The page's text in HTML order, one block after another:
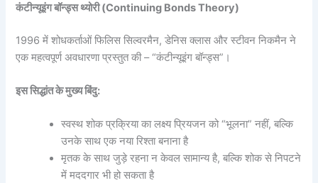
कंटीन्यूइंग बॉन्ड्स थ्योरी (Continuing Bonds Theory)
1996 में शोधकर्ताओं फिलिस सिल्वरमैन, डेनिस क्लास और स्टीवन निकमैन ने
एक महत्वपूर्ण अवधारणा प्रस्तुत की – “कंटीन्यूइंग बॉन्ड्स”।
इस सिद्धांत के मुख्य बिंदु:
स्वस्थ शोक प्रक्रिया का लक्ष्य प्रियजन को “भूलना” नहीं, बल्कि
उनके साथ एक नया रिश्ता बनाना है
मृतक के साथ जुड़े रहना न केवल सामान्य है, बल्कि शोक से निपटने
में मददगार भी हो सकता है